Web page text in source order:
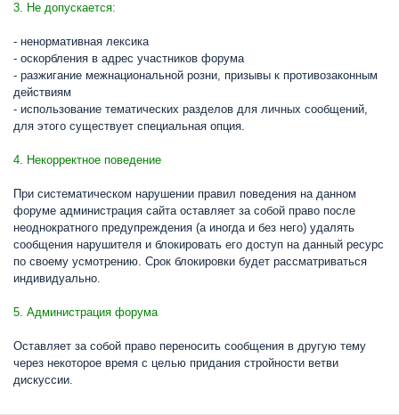
3. Не допускается:
- ненормативная лексика
- оскорбления в адрес участников форума
- разжигание межнациональной розни, призывы к противозаконным
действиям
- использование тематических разделов для личных сообщений,
для этого существует специальная опция.
4. Некорректное поведение
При систематическом нарушении правил поведения на данном
форуме администрация сайта оставляет за собой право после
неоднократного предупреждения (а иногда и без него) удалять
сообщения нарушителя и блокировать его доступ на данный ресурс
по своему усмотрению. Срок блокировки будет рассматриваться
индивидуально.
5. Администрация форума
Оставляет за собой право переносить сообщения в другую тему
через некоторое время с целью придания стройности ветви
дискуссии.